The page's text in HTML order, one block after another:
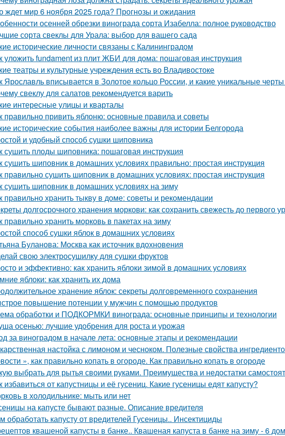
ждет мир 6 ноября 2025 года? Прогнозы и ожидания
осенней обрезки винограда сорта Изабелла: полное руководство
сорта свеклы для Урала: выбор для вашего сада
исторические личности связаны с Калининградом
уложить fundament из плит ЖБИ для дома: пошаговая инструкция
театры и культурные учреждения есть во Владивостоке
Ярославль вписывается в Золотое кольцо России, и какие уникальные
свеклу для салатов рекомендуется варить
интересные улицы и кварталы
правильно привить яблоню: основные правила и советы
исторические события наиболее важны для истории Белгорода
и удобный способ сушки шиповника
сушить плоды шиповника: пошаговая инструкция
сушить шиповник в домашних условиях правильно: простая инструкция
правильно сушить шиповник в домашних условиях: простая инструкция
сушить шиповник в домашних условиях на зиму
правильно хранить тыкву в доме: советы и рекомендации
долгосрочного хранения моркови: как сохранить свежесть до первого
правильно хранить морковь в пакетах на зиму
способ сушки яблок в домашних условиях
Буланова: Москва как источник вдохновения
свою электросушилку для сушки фруктов
и эффективно: как хранить яблоки зимой в домашних условиях
яблоки: как хранить их дома
хранение яблок: секреты долговременного сохранения
повышение потенции у мужчин с помощью продуктов
обработки и ПОДКОРМКИ винограда: основные принципы и технологии
осенью: лучшие удобрения для роста и урожая
за виноградом в начале лета: основные этапы и рекомендации
настойка с лимоном и чесноком. Полезные свойства
», как правильно копать в огороде. Как правильно копать в огороде
выбрать для рытья своими руками. Преимущества и недостатки
избавиться от капустницы и её гусениц. Какие гусеницы едят капусту?
в холодильнике: мыть или нет
на капусте бывают разные. Описание вредителя
обработать капусту от вредителей Гусеницы.. Инсектициды
квашеной капусты в банке.. Квашеная капуста в банке на зиму - 6